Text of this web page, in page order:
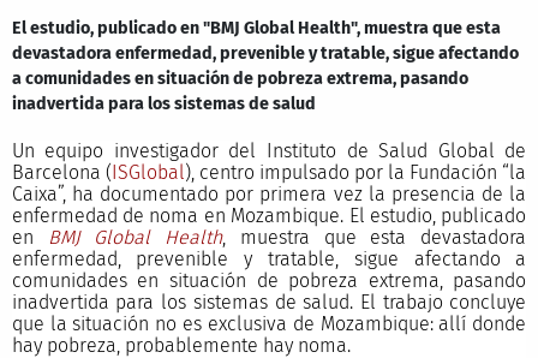
El estudio, publicado en "BMJ Global Health", muestra que esta
devastadora enfermedad, prevenible y tratable, sigue afectando
a comunidades en situación de pobreza extrema, pasando
inadvertida para los sistemas de salud
Un equipo investigador del Instituto de Salud Global de
Barcelona (ISGlobal), centro impulsado por la Fundación “la
Caixa”, ha documentado por primera vez la presencia de la
enfermedad de noma en Mozambique. El estudio, publicado
en
BMJ Global Health, muestra que esta devastadora
enfermedad, prevenible y tratable, sigue afectando a
comunidades en situación de pobreza extrema, pasando
inadvertida para los sistemas de salud. El trabajo concluye
que la situación no es exclusiva de Mozambique: allí donde
hay pobreza, probablemente hay noma.